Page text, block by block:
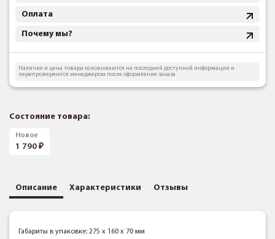
Оплата
Почему мы?
Наличие и цена товара основываются на последней доступной информации и
перепроверяются менеджером после оформления заказа
Состояние товара:
Новое
1 790
Описание Характеристики Отзывы
Габариты в упаковке: 275 x 160 x 70 мм